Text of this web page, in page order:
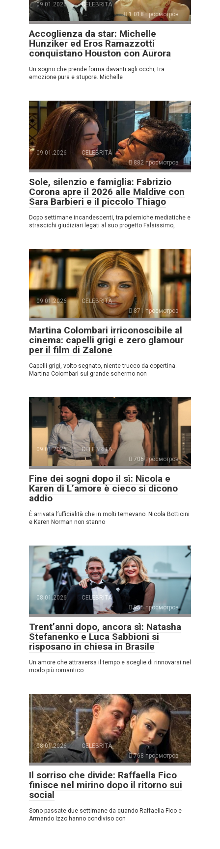
09.01.2026
CELEBRITÀ
1.018 просмотров
Accoglienza da star: Michelle
Hunziker ed Eros Ramazzotti
conquistano Houston con Aurora
Un sogno che prende forma davanti agli occhi, tra
emozione pura e stupore. Michelle
09.01.2026
CELEBRITÀ
882 просмотров
Sole, silenzio e famiglia: Fabrizio
Corona apre il 2026 alle Maldive con
Sara Barbieri e il piccolo Thiago
Dopo settimane incandescenti, tra polemiche mediatiche e
strascichi giudiziari legati al suo progetto Falsissimo,
09.01.2026
CELEBRITÀ
871 просмотров
Martina Colombari irriconoscibile al
cinema: capelli grigi e zero glamour
per il film di Zalone
Capelli grigi, volto segnato, niente trucco da copertina.
Martina Colombari sul grande schermo non
09.01.2026
CELEBRITÀ
706 просмотров
Fine dei sogni dopo il sì: Nicola e
Karen di L’amore è cieco si dicono
addio
È arrivata l’ufficialità che in molti temevano. Nicola Botticini
e Karen Norman non stanno
08.01.2026
CELEBRITÀ
955 просмотров
Trent’anni dopo, ancora sì: Natasha
Stefanenko e Luca Sabbioni si
risposano in chiesa in Brasile
Un amore che attraversa il tempo e sceglie di rinnovarsi nel
modo più romantico
08.01.2026
CELEBRITÀ
768 просмотров
Il sorriso che divide: Raffaella Fico
finisce nel mirino dopo il ritorno sui
social
Sono passate due settimane da quando Raffaella Fico e
Armando Izzo hanno condiviso con